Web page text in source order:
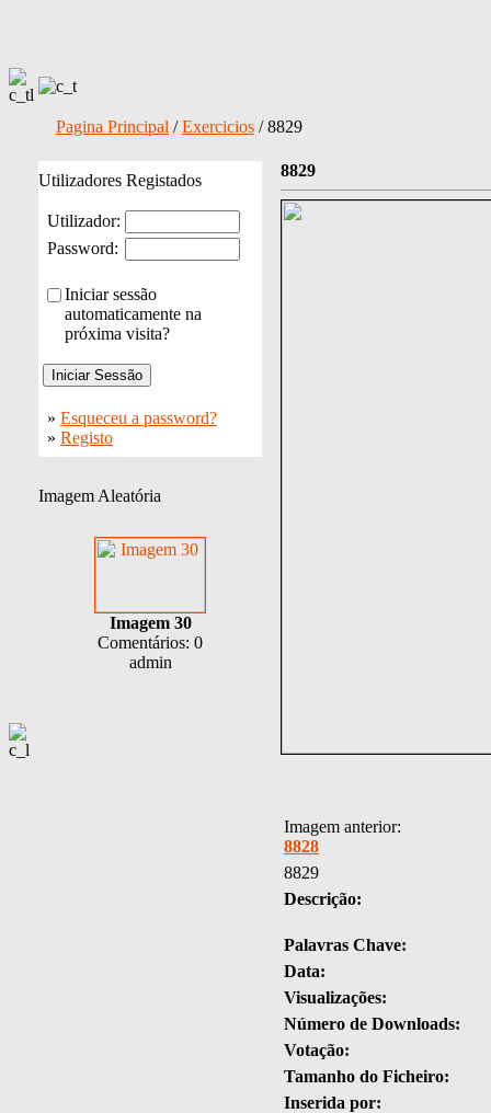
Pagina Principal /Exercicios / 8829
Utilizadores Registados
Utilizador:
Password:
Iniciar sessão
automaticamente na
próxima visita?
» Esqueceu a password?
» Registo
Imagem Aleatória
Imagem 30
Comentários: 0
admin
8829
Imagem anterior:
8828
8829
Descrição:
Palavras Chave:
Data:
Visualizações:
Número de Downloads:
Votação:
Tamanho do Ficheiro:
Inserida por: